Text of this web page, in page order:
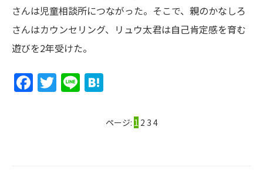
さんは児童相談所につながった。そこで、親のかなしろ
さんはカウンセリング、リュウ太君は自己肯定感を育む
遊びを2年受けた。
Facebook
Twitter
Line
ページ: 1 2 3 4